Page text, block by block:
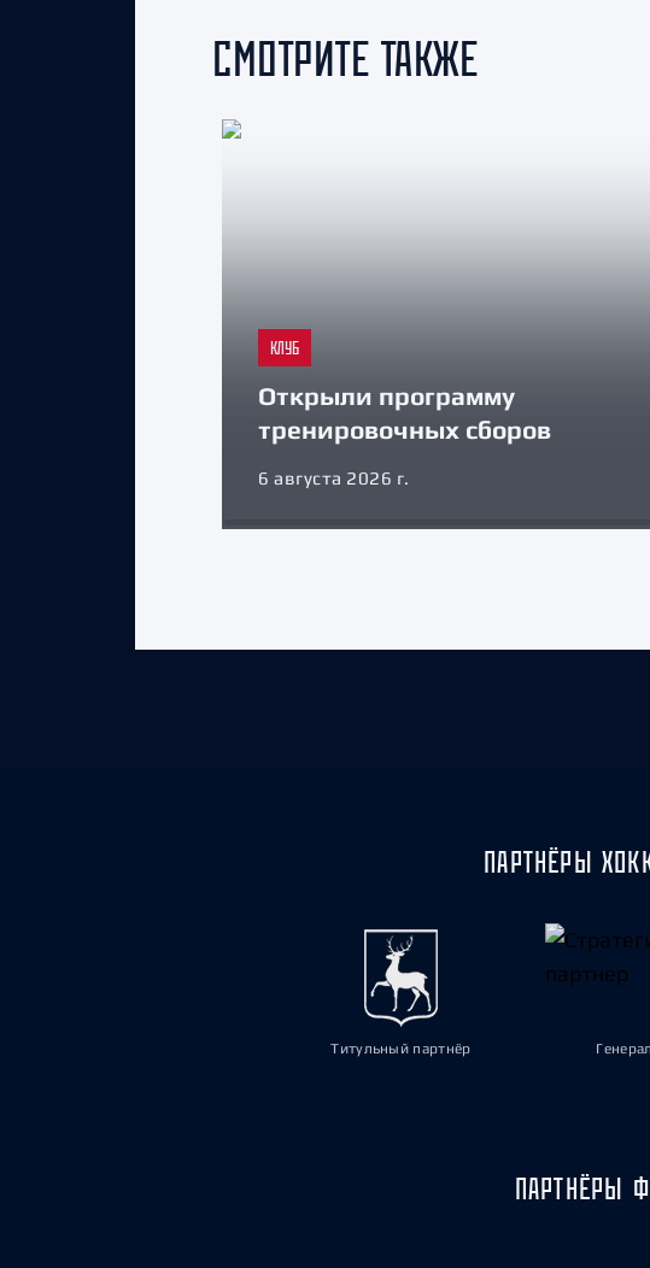
СМОТРИТЕ ТАКЖЕ
КЛУБ
Открыли программу
тренировочных сборов
6 августа 2026 г.
ПАРТНЁРЫ
Титульный партнёр
ПАРТНЁРЫ